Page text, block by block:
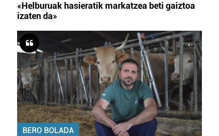
«Helburuak hasieratik markatzea beti gaiztoa
izaten da»
BERO BOLADA